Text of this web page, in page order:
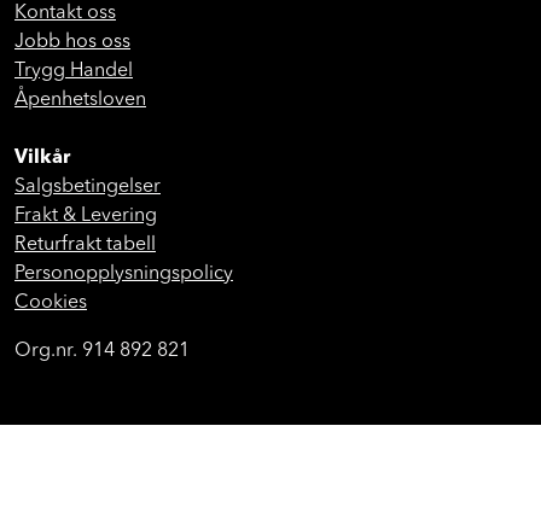
Kontakt oss
Jobb hos oss
Trygg Handel
Åpenhetsloven
Vilkår
Salgsbetingelser
Frakt & Levering
Returfrakt tabell
Personopplysningspolicy
Cookies
Org.nr. 914 892 821